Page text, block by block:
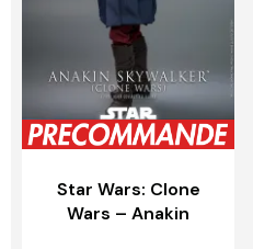
Star Wars: Clone
Wars – Anakin